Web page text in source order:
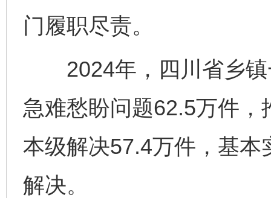
门履职尽责。
2024年，四川省乡镇
急难愁盼问题62.5万件
本级解决57.4万件，基
解决。